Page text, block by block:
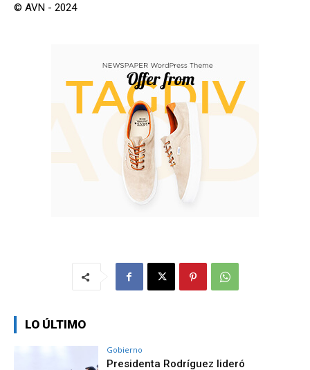
© AVN - 2024
LO ÚLTIMO
Gobierno
Presidenta Rodríguez lideró